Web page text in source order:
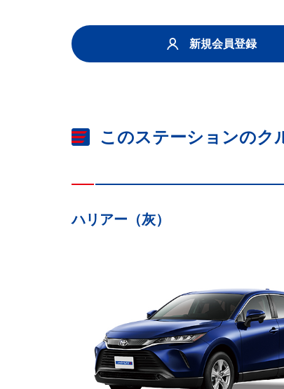
新規会員登録
このステーションのク
ハリアー（灰）